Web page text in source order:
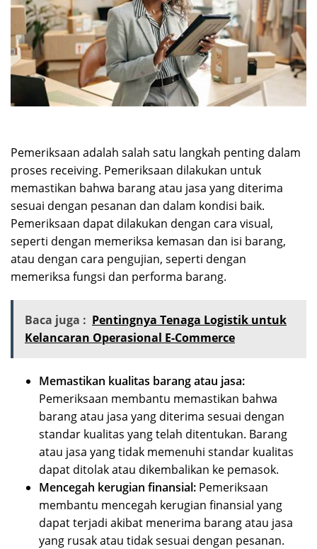
Pemeriksaan adalah salah satu langkah penting dalam
proses receiving. Pemeriksaan dilakukan untuk
memastikan bahwa barang atau jasa yang diterima
sesuai dengan pesanan dan dalam kondisi baik.
Pemeriksaan dapat dilakukan dengan cara visual,
seperti dengan memeriksa kemasan dan isi barang,
atau dengan cara pengujian, seperti dengan
memeriksa fungsi dan performa barang.
Baca juga : Pentingnya Tenaga Logistik untuk
Kelancaran Operasional E-Commerce
Memastikan kualitas barang atau jasa:
Pemeriksaan membantu memastikan bahwa
barang atau jasa yang diterima sesuai dengan
standar kualitas yang telah ditentukan. Barang
atau jasa yang tidak memenuhi standar kualitas
dapat ditolak atau dikembalikan ke pemasok.
Mencegah kerugian finansial: Pemeriksaan
membantu mencegah kerugian finansial yang
dapat terjadi akibat menerima barang atau jasa
yang rusak atau tidak sesuai dengan pesanan.